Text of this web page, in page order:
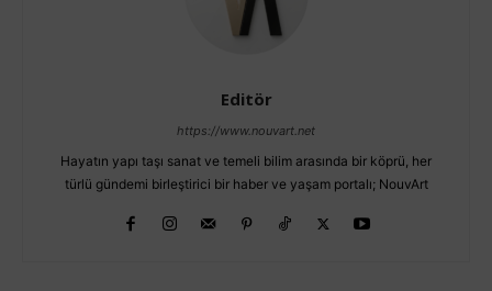
Editör
https://www.nouvart.net
Hayatın yapı taşı sanat ve temeli bilim arasında bir köprü, her
türlü gündemi birleştirici bir haber ve yaşam portalı; NouvArt